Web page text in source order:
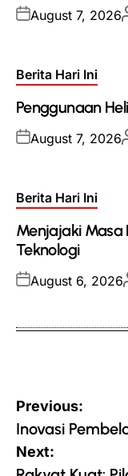
Posted
August 7, 2026
Posted
Berita Hari Ini
Penggunaan
Posted
August 7, 2026
Posted
Berita Hari Ini
Menjajaki Masa
Teknologi
Posted
August 6, 2026
Post
navigation
Previous:
Inovasi
Next: